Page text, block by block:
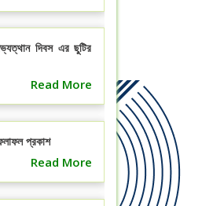
দিবস এর ছুটির
Read More
প্রকাশ
Read More